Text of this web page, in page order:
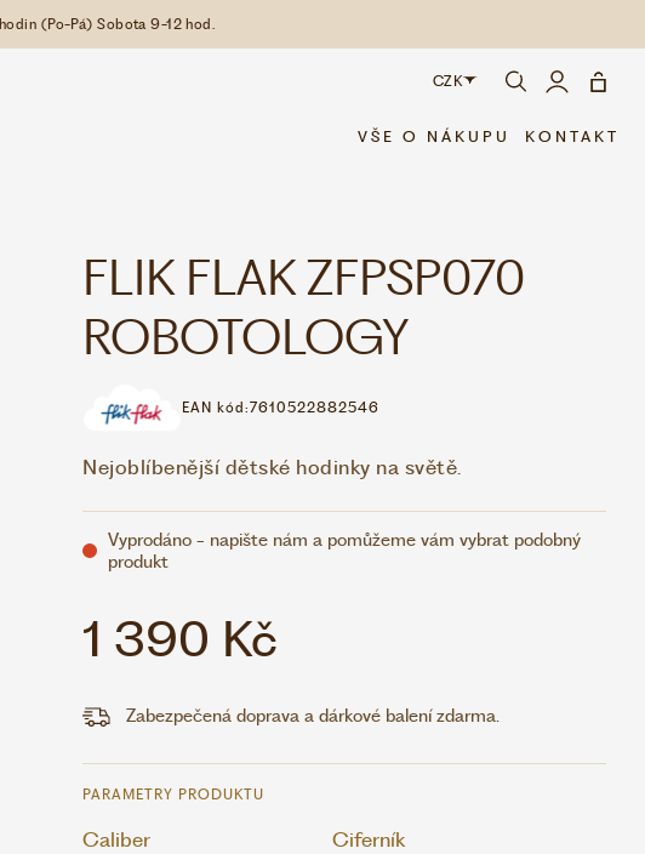
(Po-Pá) Sobota 9-12 hod.
CZK
CZK
VŠE O NÁKUPU KONTAKT
FLIK FLAK ZFPSP070
ROBOTOLOGY
EAN kód:7610522882546
Nejoblíbenější dětské hodinky na světě.
Vyprodáno - napište nám a pomůžeme vám vybrat podobný
produkt
1 390 Kč
Zabezpečená doprava a dárkové balení zdarma.
PARAMETRY PRODUKTU
Caliber Ciferník